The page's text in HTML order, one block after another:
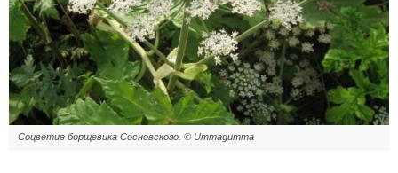
Соцветие борщевика Сосновского. © Ummagumma